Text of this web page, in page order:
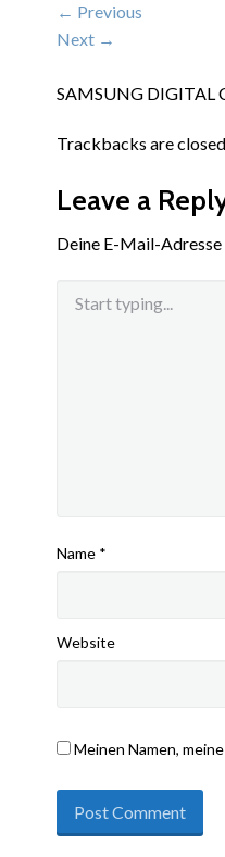
← Previous
Next →
SAMSUNG DIGITAL
Trackbacks are
Leave a
Deine E-Mail-
Name *
Website
Meinen Namen,